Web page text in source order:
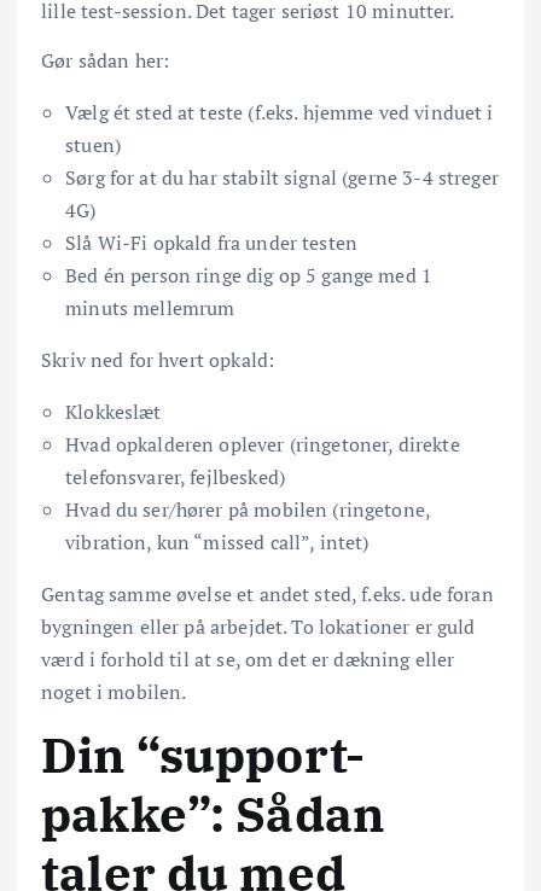
lille test-session. Det tager seriøst 10 minutter.
Gør sådan her:
Vælg ét sted at teste (f.eks. hjemme ved vinduet i
stuen)
Sørg for at du har stabilt signal (gerne 3-4 streger
4G)
Slå Wi-Fi opkald fra under testen
Bed én person ringe dig op 5 gange med 1
minuts mellemrum
Skriv ned for hvert opkald:
Klokkeslæt
Hvad opkalderen oplever (ringetoner, direkte
telefonsvarer, fejlbesked)
Hvad du ser/hører på mobilen (ringetone,
vibration, kun “missed call”, intet)
Gentag samme øvelse et andet sted, f.eks. ude foran
bygningen eller på arbejdet. To lokationer er guld
værd i forhold til at se, om det er dækning eller
noget i mobilen.
Din “support-
pakke”: Sådan
taler du med